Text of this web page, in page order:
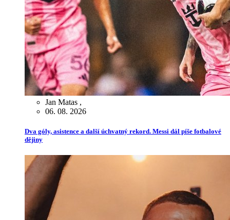
Jan Matas ,
06. 08. 2026
Dva góly, asistence a další úchvatný rekord. Messi dál píše fotbalové
dějiny